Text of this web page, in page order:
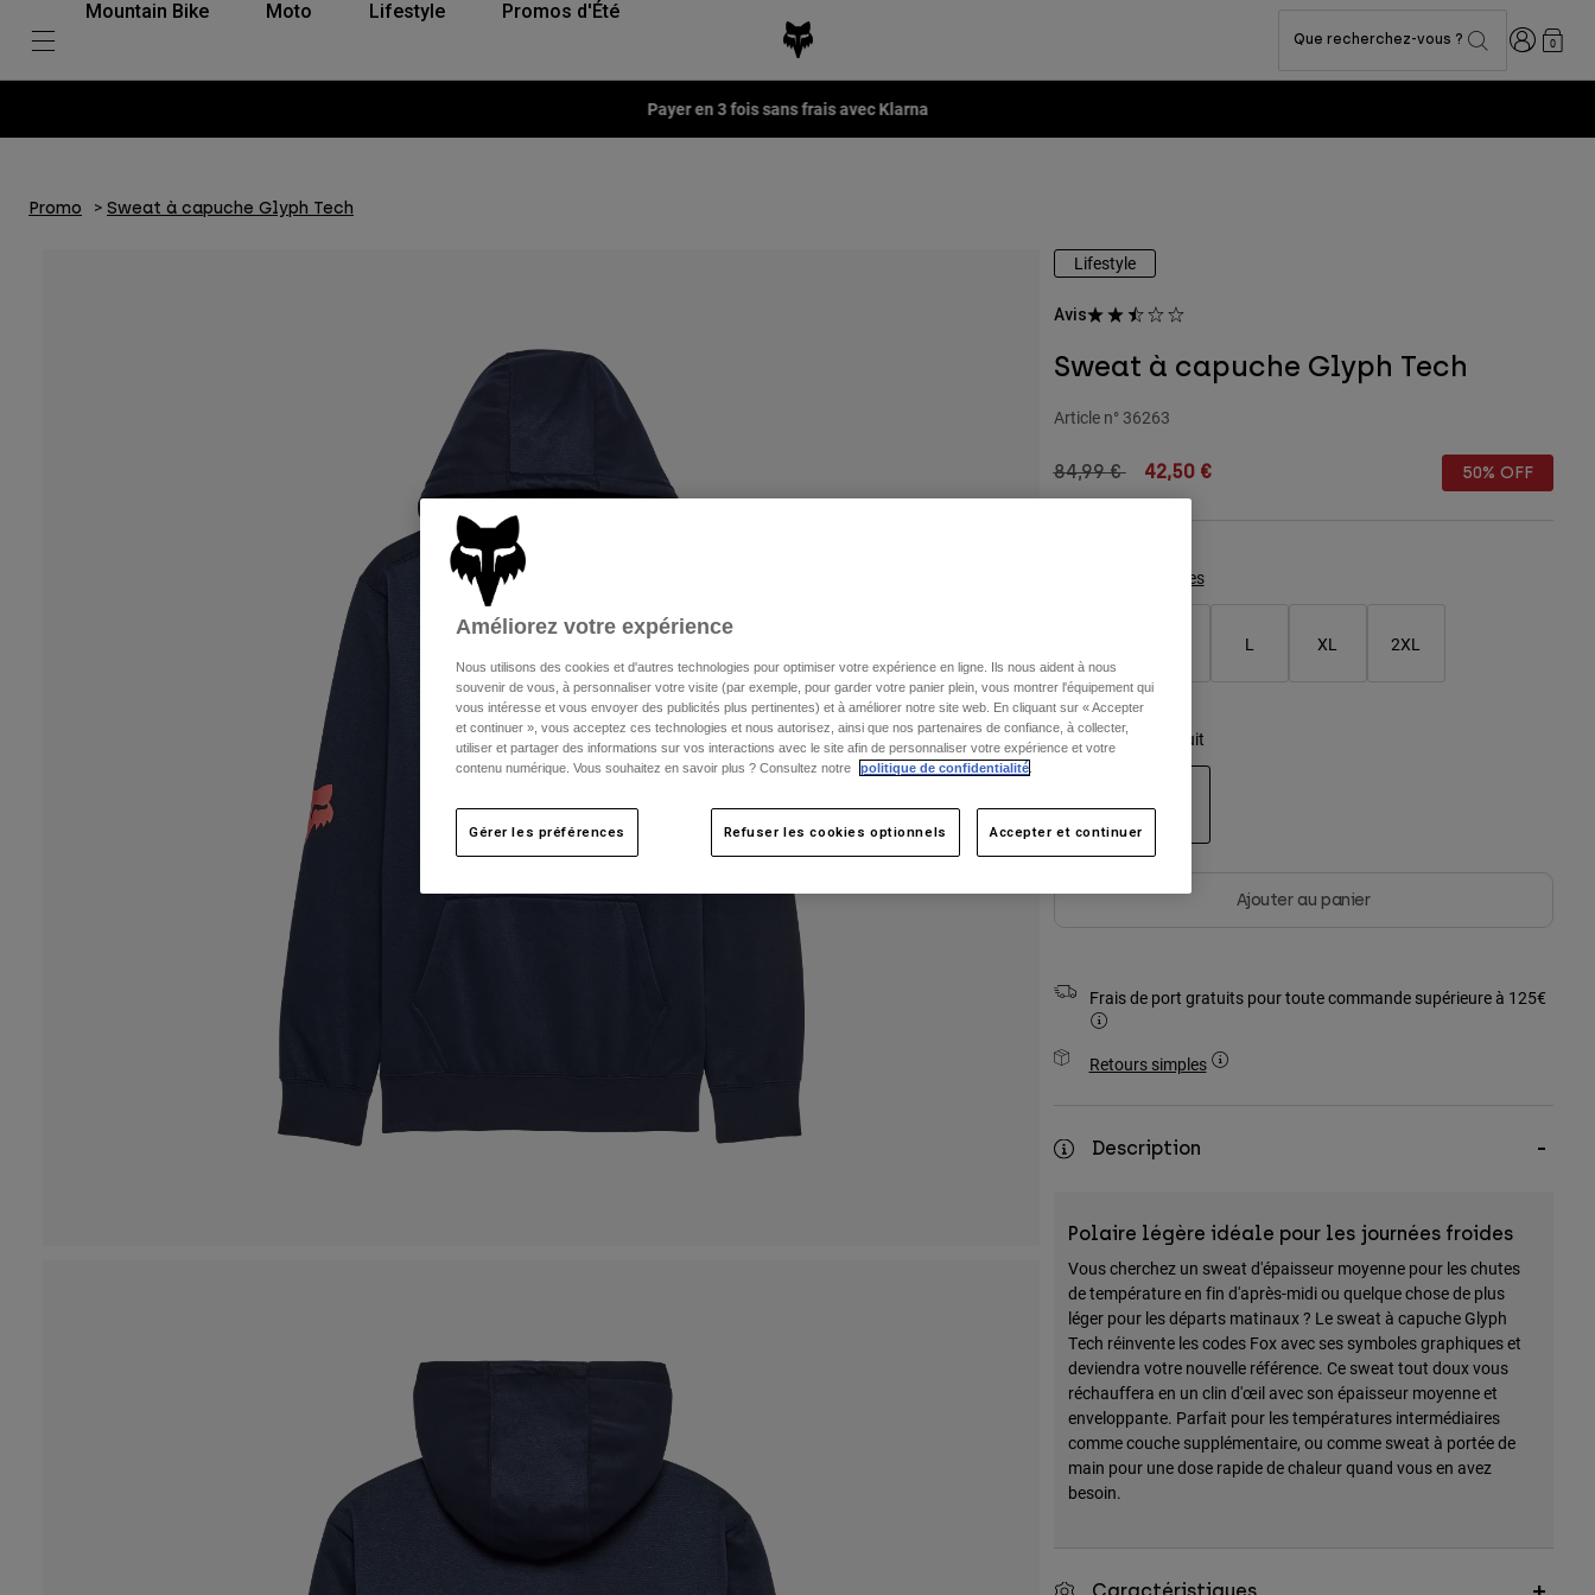
Mountain Bike Moto Lifestyle Promos d'Été
Que recherchez-vous ? Connexion
0
Payer en 3 fois sans frais avec Klarna
Promo Sweat à capuche Glyph Tech
Lifestyle
Avis
Sweat à capuche Glyph Tech
Article n° 36263
Price reduced from
84,99 €to42,50 € 50% OFF
Tableau des tailles
L XL 2XL
Couleur -Bleu minuit
Ajouter au panier
Frais de port gratuits pour toute commande supérieure à 125€
Retours simples
Description
Polaire légère idéale pour les journées froides
Vous cherchez un sweat d'épaisseur moyenne pour les chutes
de température en fin d'après-midi ou quelque chose de plus
léger pour les départs matinaux ? Le sweat à capuche Glyph
Tech réinvente les codes Fox avec ses symboles graphiques et
deviendra votre nouvelle référence. Ce sweat tout doux vous
réchauffera en un clin d'œil avec son épaisseur moyenne et
enveloppante. Parfait pour les températures intermédiaires
comme couche supplémentaire, ou comme sweat à portée de
main pour une dose rapide de chaleur quand vous en avez
besoin.
Améliorez votre expérience
Nous utilisons des cookies et d'autres technologies pour optimiser votre expérience en ligne. Ils nous aident à nous
souvenir de vous, à personnaliser votre visite (par exemple, pour garder votre panier plein, vous montrer l'équipement qui
vous intéresse et vous envoyer des publicités plus pertinentes) et à améliorer notre site web. En cliquant sur « Accepter
et continuer », vous acceptez ces technologies et nous autorisez, ainsi que nos partenaires de confiance, à collecter,
utiliser et partager des informations sur vos interactions avec le site afin de personnaliser votre expérience et votre
contenu numérique. Vous souhaitez en savoir plus ? Consultez notre
politique de confidentialité
Gérer les préférences Refuser les cookies optionnels Accepter et continuer